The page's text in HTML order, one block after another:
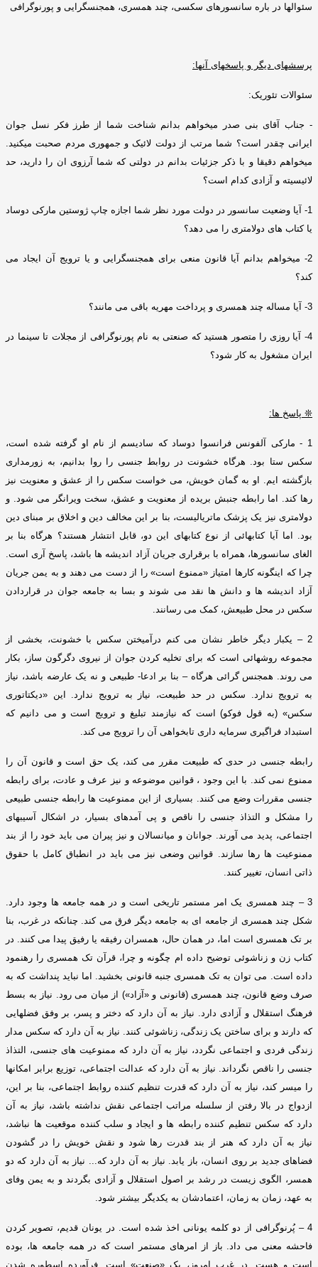
سئوالها در باره سانسورهای سکسی، چند همسری، همجنسگرایی و پورنوگرافی
پرسشهای دیگر و پاسخهای آنها:
سئوالات تئوریک:
- جناب آقای بنی صدر میخواهم بدانم شناخت شما از طرز فکر نسل جوان
ایرانی چقدر است؟ شما مرتب از دولت لائیک و جمهوری مردم صحبت میکنید
میخواهم دقیقا و با ذکر جزئیات بدانم در دولتی که شما آرزوی ان را دارید، حد
لائیسیته و آزادی کدام است؟
1-
آیا وضعیت سانسور در دولت مورد نظر شما اجازه چاپ ژوستین مارکی دوساد
یا کتاب های دولامتری را می دهد؟
2-
میخواهم بدانم آیا قانون منعی برای همجنسگرایی و یا ترویج آن ایجاد می
کند؟
3- آیا مساله چند همسری و پرداخت مهریه باقی می مانند؟
4-
آیا روزی را متصور هستید که صنعتی به نام پورنوگرافی از مجلات تا سینما در
ایران مشغول به کار شود؟
❊ پاسخ ها:
1 -
مارکی آلفونس فرانسوا دوساد که سادیسم از نام او گرفته شده است،
سکس ستا بود
هرگاه خشونت در روابط جنسی را روا بدانیم، به زورمداری
بازگشته ایم
او به گمان خویش، می خواست سکس را از عشق و معنویت نیز
رها کند
اما رابطه جنبش بریده از معنویت و عشق، سخت ویرانگر می شود
و
دولامتری نیز یک پزشک ماتریالیست، بنا بر این مخالف دین و اخلاق بر مبنای دین
بود
اما آیا کتابهائی از نوع کتابهای این دو، قابل انتشار هستند؟ هرگاه بنا بر
الغای سانسورها، همراه با برقراری جریان آزاد اندیشه ها باشد، پاسخ آری است
چرا که اینگونه کارها امتیاز«ممنوع است»را از دست می دهند و به یمن جریان
آزاد اندیشه ها و دانش ها نقد می شوند و بسا به جامعه جوان در قراردادن
سکس در محل طبیعش، کمک می رسانند
2 –
یکبار دیگر خاطر نشان می کنم درآمیختن سکس با خشونت، بخشی از
مجموعه روشهائی است که برای تخلیه کردن جوان از نیروی دگرگون ساز، بکار
می روند
همجنس گرائی هرگاه – بنا بر ادعا-طبیعی و نه یک عارضه باشد، نیاز
به ترویج ندارد
سکس در حد طبیعت، نیاز به ترویج ندارد این «دیکتاتوری
سکس» (به قول فوکو) است که نیازمند تبلیغ و ترویج است و می دانیم که
استبداد فراگیری سرمایه داری تابخواهی آن را ترویج می کند
رابطه جنسی در حدی که طبیعت مقرر می کند، یک حق است و قانون آن را
ممنوع نمی کند
با این وجود ، قوانین موضوعه و نیز عرف و عادت، برای رابطه
جنسی مقررات وضع می کنند
بسیاری از این ممنوعیت ها رابطه جنسی طبیعی
را مشکل و التذاذ جنسی را ناقص و پی آمدهای بسیار، در اشکال آسیبهای
اجتماعی، پدید می آورند
جوانان و میانسالان و نیز پیران می باید خود را از بند
ممنوعیت ها رها سازند
قوانین وضعی نیز می باید در انطباق کامل با حقوق
ذاتی انسان، تغییر کنند
3 – چند همسری یک امر مستمر تاریخی است و در همه جامعه ها وجود دارد
شکل چند همسری از جامعه ای به جامعه دیگر فرق می کند
چنانکه در غرب، بنا
بر تک همسری است اما، در همان حال، همسران رفیقه یا رفیق پیدا می کنند
در
کتاب زن و زناشوئی توضیح داده ام چگونه و چرا، قرآن تک همسری را رهنمود
داده است
می توان به تک همسری جنبه قانونی بخشید
اما نباید پنداشت که به
صرف وضع قانون، چند همسری(قانونی و«آزاد») از میان می رود
نیاز به بسط
فرهنگ استقلال و آزادی دارد
نیاز به آن دارد که دختر و پسر، بر وفق فضلهایی
که دارند و برای ساختن یک زندگی، زناشوئی کنند
نیاز به آن دارد که سکس مدار
زندگی فردی و اجتماعی نگردد، نیاز به آن دارد که ممنوعیت های جنسی، التذاذ
جنسی را ناقص نگرداند
نیاز به آن دارد که عدالت اجتماعی، توزیع برابر امکانها
را میسر کند، نیاز به آن دارد که قدرت تنظیم کننده روابط اجتماعی، بنا بر این،
ازدواج در بالا رفتن از سلسله مراتب اجتماعی نقش نداشته باشد، نیاز به آن
دارد که سکس تنطیم کننده رابطه ها و ایجاد و سلب کننده موقعیت ها نباشد،
نیاز به آن دارد که هنر از بند قدرت رها شود و نقش خویش را در گشودن
فضاهای جدید بر روی انسان، باز یابد
نیاز به آن دارد که
نیاز به آن دارد که دو
همسر، الگوی زیست در رشد بر اصول استقلال و آزادی بگردند و به یمن وفای
به عهد، زمان به زمان، اعتمادشان به یکدیگر بیشتر شود
4 – پُرنوگرافی از دو کلمه یونانی اخذ شده است
در یونان قدیم، تصویر کردن
فاحشه معنی می داد
باز از امرهای مستمر است که در همه جامعه ها، بوده
است و هست
در غرب امروز، یک «صنعت» است. فرآورده اسطوره شدن